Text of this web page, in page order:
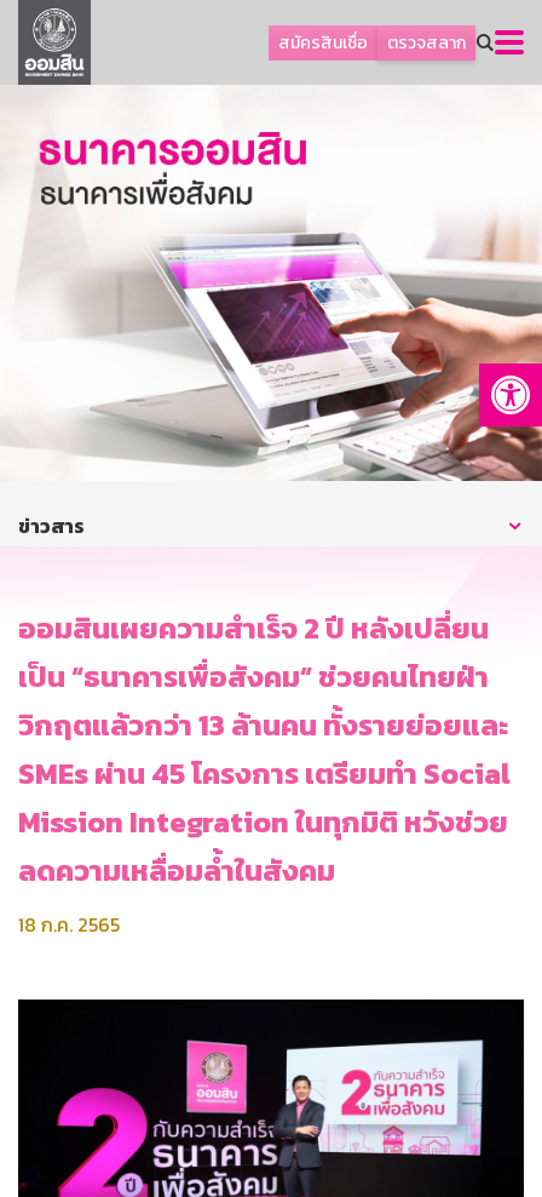
สมัครสินเชื่อ ตรวจสลาก
ลูกค้าธุรกิจ
ลูกค้าผู้ประกอบรายย่อย
ออมเพื่อสุข
เกี่ยวกับธนาคาร
การพัฒนาที่ยั่งยืน
บริการทางการเงิน
ติดต่อเรา
บริการออนไลน์
ข่าวสาร
ออมสินเผยความสำเร็จ 2 ปี หลังเปลี่ยน
เป็น “ธนาคารเพื่อสังคม” ช่วยคนไทยฝ่า
วิกฤตแล้วกว่า 13 ล้านคน ทั้งรายย่อยและ
SMEs ผ่าน 45 โครงการ เตรียมทำ Social
Mission Integration ในทุกมิติ หวังช่วย
ลดความเหลื่อมล้ำในสังคม
18 ก.ค. 2565